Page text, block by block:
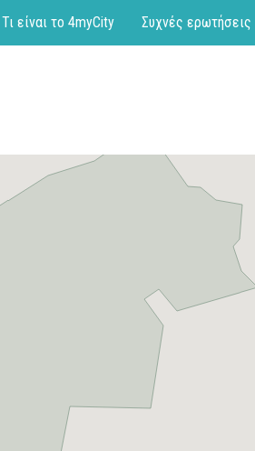
Τι είναι το 4myCity Συχνές ερωτήσεις